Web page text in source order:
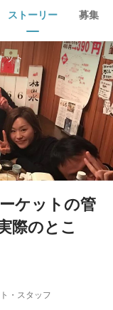
ストーリー 募集
ット
ケットの管
際のとこ
・スタッフ